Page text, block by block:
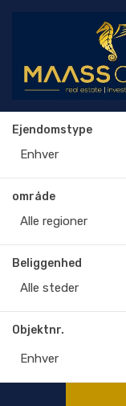
Ejendomstype
Enhver
område
Alle regioner
Beliggenhed
Alle steder
Objektnr.